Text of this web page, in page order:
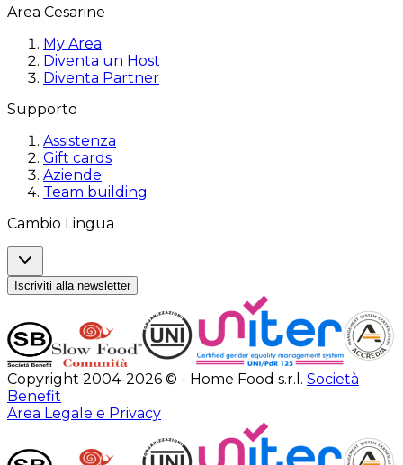
Area Cesarine
My Area
Diventa un Host
Diventa Partner
Supporto
Assistenza
Gift cards
Aziende
Team building
Cambio Lingua
Iscriviti alla newsletter
Copyright 2004-2026 © - Home Food s.r.l. Società
Benefit
Area Legale e Privacy